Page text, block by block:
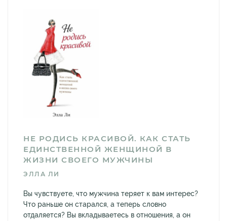
НЕ РОДИСЬ КРАСИВОЙ. КАК СТАТЬ
ЕДИНСТВЕННОЙ ЖЕНЩИНОЙ В
ЖИЗНИ СВОЕГО МУЖЧИНЫ
ЭЛЛА ЛИ
Вы чувствуете, что мужчина теряет к вам интерес?
Что раньше он старался, а теперь словно
отдаляется? Вы вкладываетесь в отношения, а он